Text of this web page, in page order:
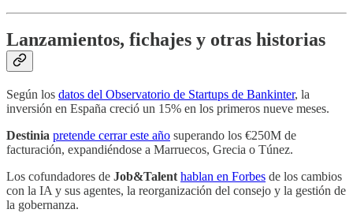
Lanzamientos, fichajes y otras historias
Según los datos del Observatorio de Startups de Bankinter, la
inversión en España creció un 15% en los primeros nueve meses.
Destinia pretende cerrar este año superando los €250M de
facturación, expandiéndose a Marruecos, Grecia o Túnez.
Los cofundadores de Job&Talent hablan en Forbes de los cambios
con la IA y sus agentes, la reorganización del consejo y la gestión de
la gobernanza.